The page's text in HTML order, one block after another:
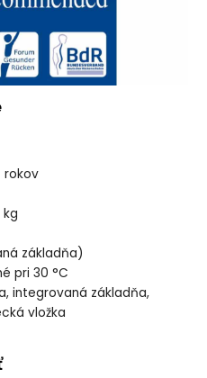
rokov
kg
základňa)
pri 30 °C
integrovaná základňa,
vložka